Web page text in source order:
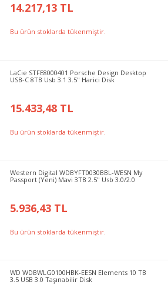
14.217,13 TL
Bu ürün stoklarda tükenmiştir.
LaCie STFE8000401 Porsche Design Desktop
USB-C 8TB Usb 3.1 3.5" Harici Disk
15.433,48 TL
Bu ürün stoklarda tükenmiştir.
Western Digital WDBYFT0030BBL-WESN My
Passport (Yeni) Mavi 3TB 2.5" Usb 3.0/2.0
5.936,43 TL
Bu ürün stoklarda tükenmiştir.
WD WDBWLG0100HBK-EESN Elements 10 TB
3.5 USB 3.0 Taşınabilir Disk